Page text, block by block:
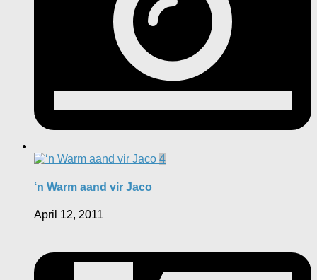
4
‘n Warm aand vir Jaco
April 12, 2011